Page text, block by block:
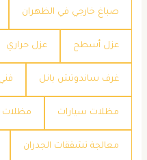
صباغ خارجي في الظهران
عزل أسطح عزل حراري
غرف ساندوتش بانل
مظلات سيارات مظلات
معالجة تشققات الجدران